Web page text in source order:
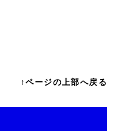
↑ページの上部へ戻る